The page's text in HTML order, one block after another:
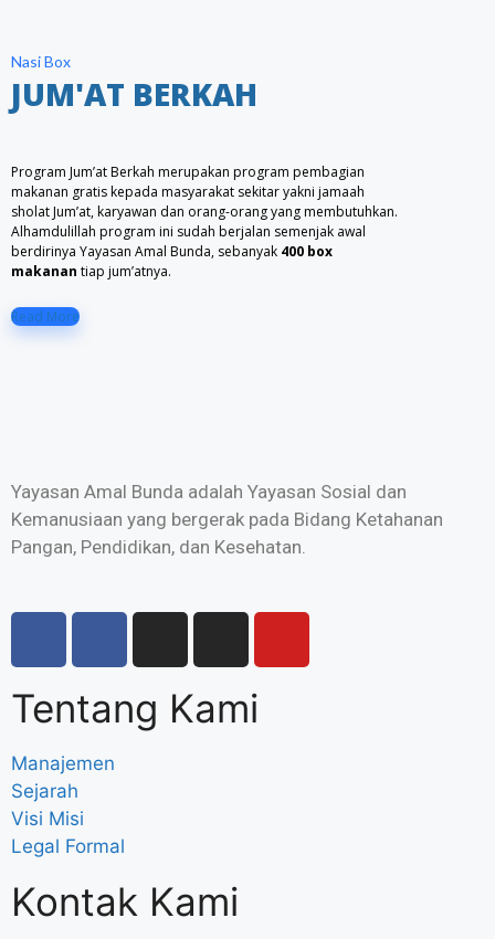
Nasi Box
JUM'AT BERKAH
Program Jum’at Berkah merupakan program pembagian
makanan gratis kepada masyarakat sekitar yakni jamaah
sholat Jum’at, karyawan dan orang-orang yang membutuhkan.
Alhamdulillah program ini sudah berjalan semenjak awal
berdirinya Yayasan Amal Bunda, sebanyak 400 box
makanan tiap jum’atnya.
Read More
Yayasan Amal Bunda adalah Yayasan Sosial dan
Kemanusiaan yang bergerak pada Bidang Ketahanan
Pangan, Pendidikan, dan Kesehatan.
Tentang Kami
Manajemen
Sejarah
Visi Misi
Legal Formal
Kontak Kami